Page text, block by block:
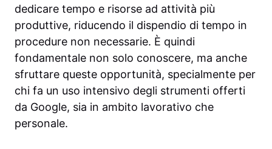
dedicare tempo e risorse ad attività più
produttive, riducendo il dispendio di tempo in
procedure non necessarie. È quindi
fondamentale non solo conoscere, ma anche
sfruttare queste opportunità, specialmente per
chi fa un uso intensivo degli strumenti offerti
da Google, sia in ambito lavorativo che
personale.